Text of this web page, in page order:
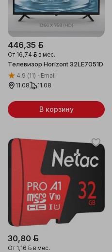
446,35 ƃ
От 16,74 ƃ в мес.
Телевизор Horizont 32LE7051D
4.9 (11)
Emall
11.08
11.08
В корзину
30,80 ƃ
От 1,16 ƃ в мес.